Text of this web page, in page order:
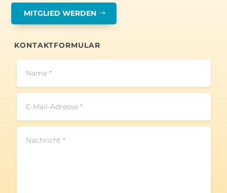
MITGLIED WERDEN
KONTAKTFORMULAR